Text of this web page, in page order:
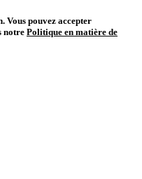
Vous pouvez accepter
notre Politique en matière de